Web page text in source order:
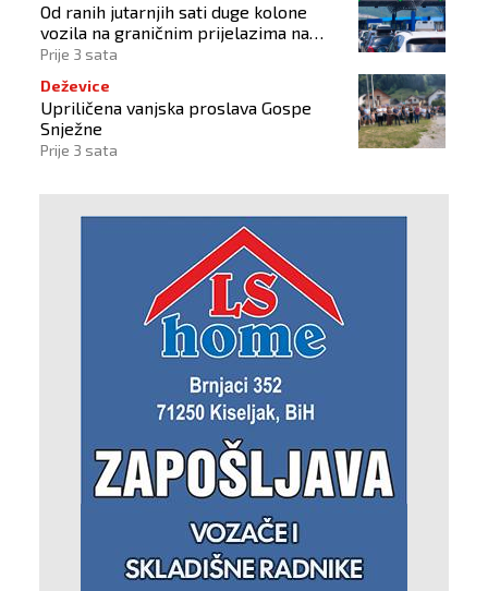
Od ranih jutarnjih sati duge kolone
vozila na graničnim prijelazima na
izlazu iz BiH
Prije 3 sata
Deževice
Upriličena vanjska proslava Gospe
Snježne
Prije 3 sata